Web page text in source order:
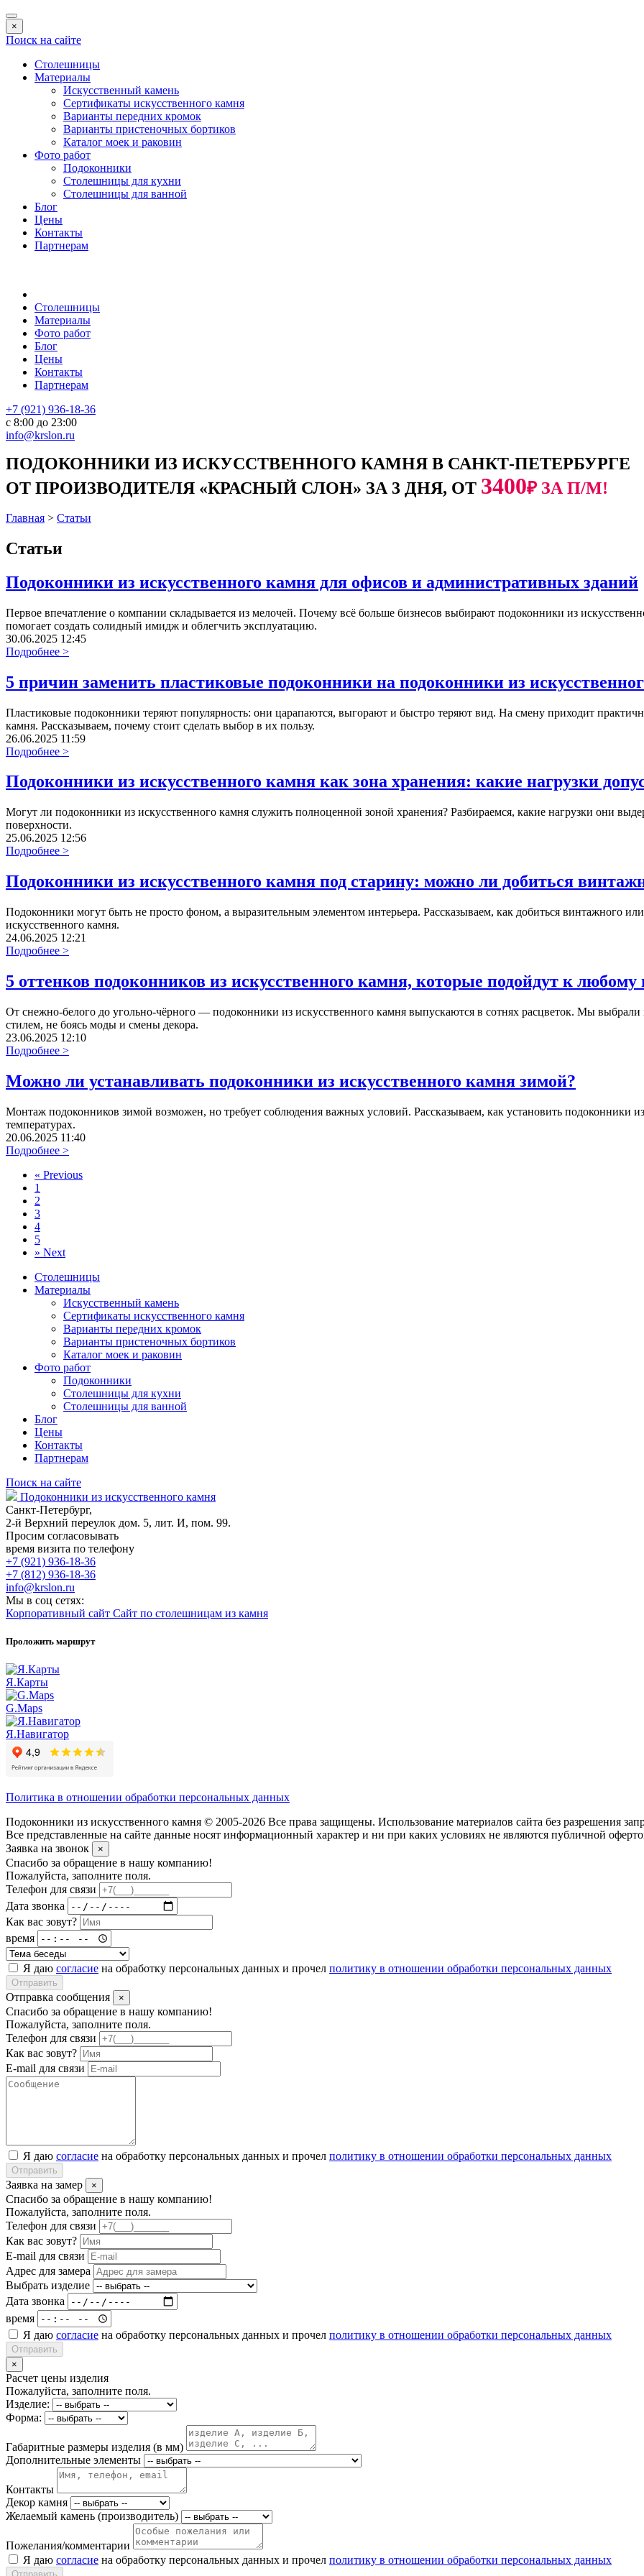
×
Поиск на сайте
Столешницы
Материалы
Искусственный камень
Сертификаты искусственного камня
Варианты передних кромок
Варианты пристеночных бортиков
Каталог моек и раковин
Фото работ
Подоконники
Столешницы для кухни
Столешницы для ванной
Блог
Цены
Контакты
Партнерам
Столешницы
Материалы
Фото работ
Блог
Цены
Контакты
Партнерам
+7 (921) 936-18-36
с 8:00 до 23:00
info@krslon.ru
ПОДОКОННИКИ ИЗ ИСКУССТВЕННОГО КАМНЯ В САНКТ-ПЕТЕРБУРГЕ
ОТ ПРОИЗВОДИТЕЛЯ «КРАСНЫЙ СЛОН» ЗА 3 ДНЯ, ОТ 3400₽ ЗА П/М!
Главная > Статьи
Статьи
Подоконники из искусственного камня для офисов и административных зданий
Первое впечатление о компании складывается из мелочей. Почему всё больше бизнесов выбирают подоконники из
помогает создать солидный имидж и облегчить эксплуатацию.
30.06.2025 12:45
Подробнее >
5 причин заменить пластиковые подоконники на подоконники из
Пластиковые подоконники теряют популярность: они царапаются, выгорают и быстро теряют вид. На смену приходит
камня. Рассказываем, почему стоит сделать выбор в их пользу.
26.06.2025 11:59
Подробнее >
Подоконники из искусственного камня как зона хранения: какие нагрузки
Могут ли подоконники из искусственного камня служить полноценной зоной хранения? Разбираемся, какие нагрузки они
поверхности.
25.06.2025 12:56
Подробнее >
Подоконники из искусственного камня под старину: можно ли добиться
Подоконники могут быть не просто фоном, а выразительным элементом интерьера. Рассказываем, как добиться винтажного
искусственного камня.
24.06.2025 12:21
Подробнее >
5 оттенков подоконников из искусственного камня, которые подойдут к любому
От снежно-белого до угольно-чёрного — подоконники из искусственного камня выпускаются в сотнях расцветок. Мы
стилем, не боясь моды и смены декора.
23.06.2025 12:10
Подробнее >
Можно ли устанавливать подоконники из искусственного камня зимой?
Монтаж подоконников зимой возможен, но требует соблюдения важных условий. Рассказываем, как установить подоконники
температурах.
20.06.2025 11:40
Подробнее >
« Previous
1
2
3
4
5
» Next
Столешницы
Материалы
Искусственный камень
Сертификаты искусственного камня
Варианты передних кромок
Варианты пристеночных бортиков
Каталог моек и раковин
Фото работ
Подоконники
Столешницы для кухни
Столешницы для ванной
Блог
Цены
Контакты
Партнерам
Поиск на сайте
Подоконники из искусственного камня
Санкт-Петербург,
2-й Верхний переулок дом. 5, лит. И, пом. 99.
Просим согласовывать
время визита по телефону
+7 (921) 936-18-36
+7 (812) 936-18-36
info@krslon.ru
Мы в соц сетях:
Корпоративный сайт Сайт по столешницам из камня
Проложить маршрут
Я.Карты
G.Maps
Я.Навигатор
Политика в отношении обработки персональных данных
Подоконники из искусственного камня © 2005-2026 Все права защищены. Использование материалов сайта без разрешения
Все представленные на сайте данные носят информационный характер и ни при каких условиях не являются публичной
Заявка на звонок
×
Спасибо за обращение в нашу компанию!
Пожалуйста, заполните поля.
Телефон для связи
Дата звонка
Как вас зовут?
время
Я даю согласие на обработку персональных данных и прочел политику в отношении обработки персональных данных
Отправить
Отправка сообщения ×
Спасибо за обращение в нашу компанию!
Пожалуйста, заполните поля.
Телефон для связи
Как вас зовут?
E-mail для связи
Я даю согласие на обработку персональных данных и прочел политику в отношении обработки персональных данных
Отправить
Заявка на замер ×
Спасибо за обращение в нашу компанию!
Пожалуйста, заполните поля.
Телефон для связи
Как вас зовут?
E-mail для связи
Адрес для замера
Выбрать изделие
Дата звонка
время
Я даю согласие на обработку персональных данных и прочел политику в отношении обработки персональных данных
Отправить
×
Расчет цены изделия
Пожалуйста, заполните поля.
Изделие:
Форма:
Габаритные размеры изделия (в мм)
Дополнительные элементы
Контакты
Декор камня
Желаемый камень (производитель)
Пожелания/комментарии
Я даю согласие на обработку персональных данных и прочел политику в отношении обработки персональных данных